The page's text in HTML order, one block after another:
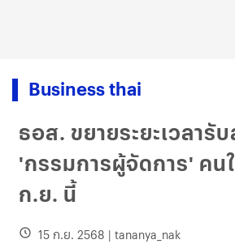
Business thai
ธอส. ขยายระยะเวลารั
'กรรมการผู้จัดการ' คน
ก.ย. นี้
15 ก.ย. 2568 | tananya_nak